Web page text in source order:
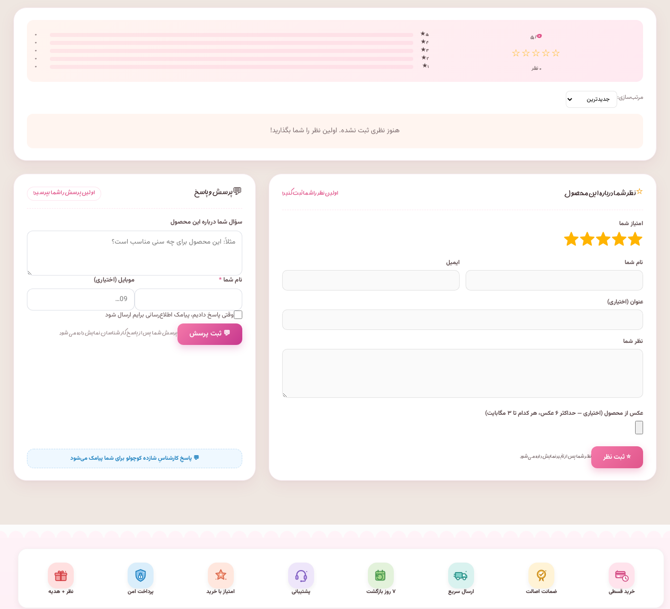
۰/ ۵
☆☆☆☆☆
۰ نظر
۵ ★
۰
۴ ★
۰
۳ ★
۰
۲ ★
۰
۱ ★
۰
مرتب‌سازی:
هنوز نظری ثبت نشده. اولین نظر را شما بگذارید!
⭐نظر شما درباره این محصول اولین نظر را شما ثبت کنید!
امتیاز شما
نام شما ایمیل
عنوان (اختیاری)
نظر شما
عکس از محصول (اختیاری — حداکثر ۶ عکس، هر کدام تا ۳ مگابایت)
⭐ ثبت نظر نظر شما پس از تأیید نمایش داده می‌شود.
💬پرسش و پاسخ اولین پرسش را شما بپرسید!
سؤال شما درباره این محصول
نام شما* موبایل (اختیاری)
وقتی پاسخ دادیم، پیامک اطلاع‌رسانی برایم ارسال شود
💬 ثبت پرسش پرسش شما پس از پاسخ کارشناسان نمایش داده می‌شود.
خرید قسطی ضمانت اصالت ارسال سریع ۷ روز بازگشت پشتیبانی امتیاز با خرید پرداخت امن نظر + هدیه